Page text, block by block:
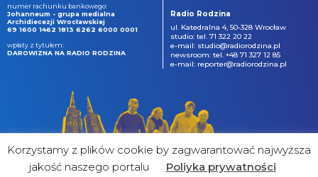
numer rachunku bankowego:
Johanneum - grupa medialna
Archidiecezji Wrocławskiej
69 1600 1462 1813 6262 6000 0001
wpłaty z tytułem:
DAROWIZNA NA RADIO RODZINA
Radio Rodzina
ul. Katedralna 4, 50-328 Wrocław
studio: tel. 71 322 20 22
e-mail: studio@radiorodzina.pl
newsroom: tel. +48 71 327 12 85
e-mail: reporter@radiorodzina.pl
Korzystamy z plików cookie by zagwarantować najwyższa
jakość naszego portalu
Poliyka prywatności